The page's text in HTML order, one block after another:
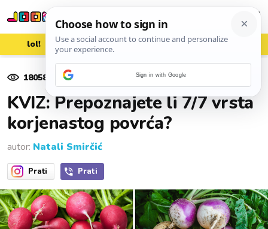
lol! aww vrh! woot?!
18058 pregleda
KVIZ: Prepoznajete li 7/7 vrsta
korjenastog povrća?
autor: Natali Smirčić
Prati Prati
Sign in with Google